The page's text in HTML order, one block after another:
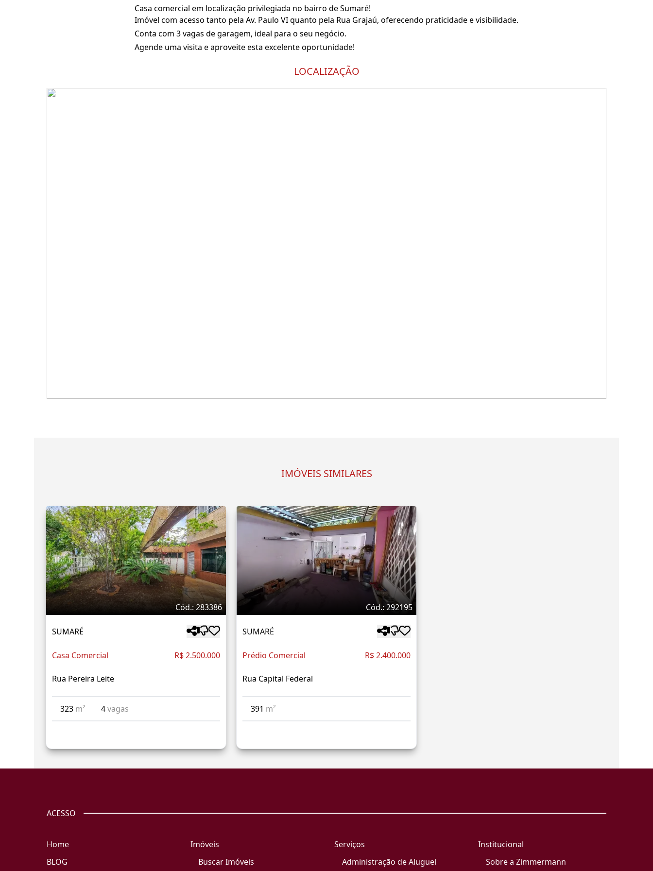
Casa comercial em localização privilegiada no bairro de Sumaré!
Imóvel com acesso tanto pela Av. Paulo VI quanto pela Rua Grajaú, oferecendo praticidade e visibilidade.
Conta com 3 vagas de garagem, ideal para o seu negócio.
Agende uma visita e aproveite esta excelente oportunidade!
LOCALIZAÇÃO
IMÓVEIS SIMILARES
Cód.: 283386
SUMARÉ
Casa Comercial R$ 2.500.000
Rua Pereira Leite
323 m² 4vagas
Cód.: 292195
SUMARÉ
Prédio Comercial R$ 2.400.000
Rua Capital Federal
391 m²
ACESSO
Home
BLOG
Imóveis
Buscar Imóveis
Serviços
Administração de Aluguel
Institucional
Sobre a Zimmermann